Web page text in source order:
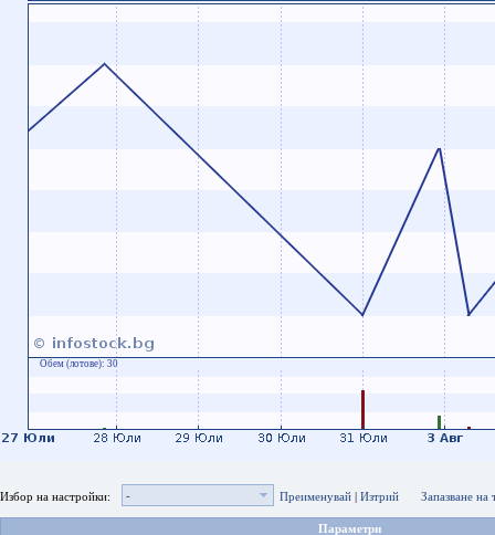
Обем (лотове): 30
Избор на настройки: - Преименувай | Изтрий Запазване на
Параметри